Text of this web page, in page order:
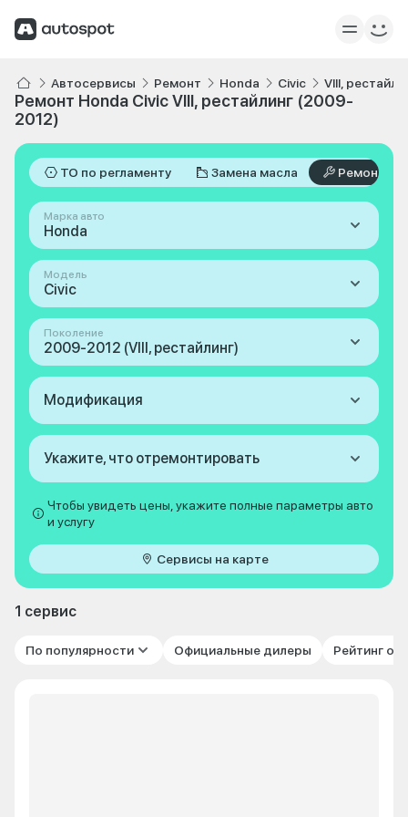
Автосервисы Ремонт Honda Civic VIII,
Ремонт Honda Civic VIII, рестайлинг (2009-
2012)
ТО по регламенту Замена масла Ремонт
Марка авто
Honda
Модель
Civic
Поколение
2009-2012 (VIII, рестайлинг)
Модификация
Укажите, что отремонтировать
Чтобы увидеть цены, укажите полные параметры авто
и услугу
Сервисы на карте
1 сервис
По популярности Официальные дилеры Рейтинг